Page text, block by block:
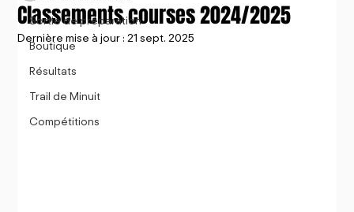
Sortie de préparation
Boutique
Résultats
Trail de Minuit
Compétitions
Classements courses 2024/2025
Dernière mise à jour :21 sept. 2025